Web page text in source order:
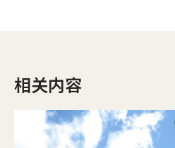
相关内容